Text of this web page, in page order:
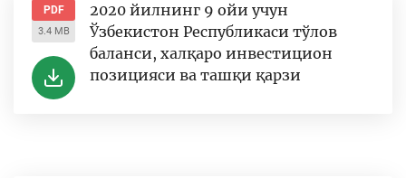
PDF
3.4 MB
2020 йилнинг 9 ойи учун
Ўзбекистон Республикаси тўлов
баланси, халқаро инвестицион
позицияси ва ташқи қарзи